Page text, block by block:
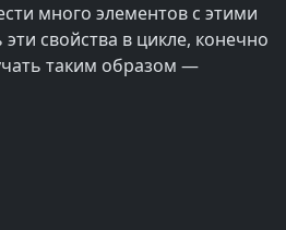
много элементов с этими
свойства в цикле, конечно
таким образом —